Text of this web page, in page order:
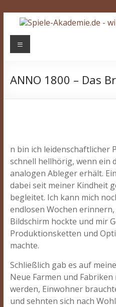
Zum
Inhalt
springen
Spiele-
Wir
Menü
ANNO 1800 – Das
n bin ich leidenschaftlicher
schnell hellhörig, wenn ein
analogen Ableger erhält.
dabei seit meiner Kindheit
begleitet. Ich kann mich
endlosen Wochen
Bildschirm hockte und mir
Produktionsketten und
machte.
Schließlich gab es auf
Neue Farmen und
werden, Einwohner
und sehnten sich nach